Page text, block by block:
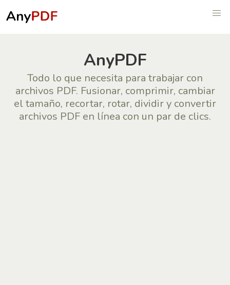
AnyPDF
Todo lo que necesita para trabajar con
archivos PDF. Fusionar, comprimir, cambiar
el tamaño, recortar, rotar, dividir y convertir
archivos PDF en línea con un par de clics.